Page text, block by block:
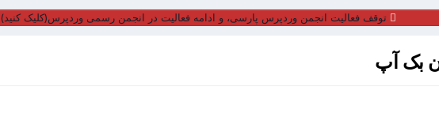
توقف فعالیت انجمن وردپرس پارسی، و ادامه فعالیت در انجمن رسمی وردپرس(کلیک کنید)
بک آپ